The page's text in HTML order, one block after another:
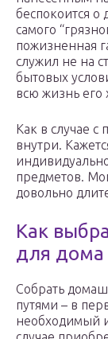
беспокоится о
самого
пожизненная
служил не на
бытовых
всю жизнь его
Как в случае с
внутри.
предметов.
довольно
Как
для дома
Собрать
путями – в
необходимый